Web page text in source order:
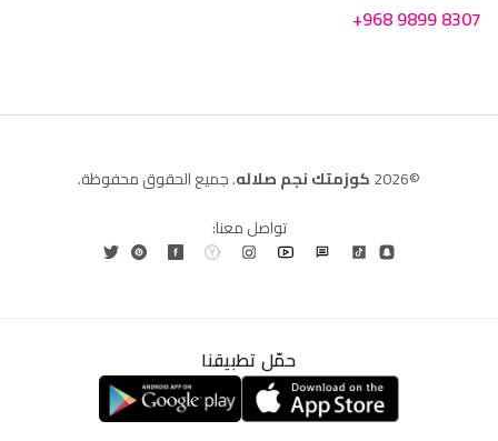
+968 9899 8307
©2026 كوزمتك نجم صلاله. جميع الحقوق محفوظة.
تواصل معنا:
حمّل تطبيقنا